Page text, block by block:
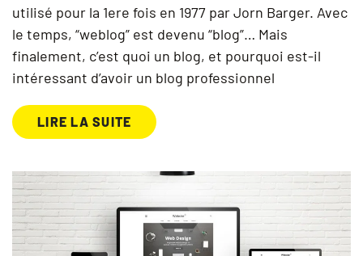
utilisé pour la 1ere fois en 1977 par Jorn Barger. Avec
le temps, “weblog” est devenu “blog”… Mais
finalement, c’est quoi un blog, et pourquoi est-il
intéressant d’avoir un blog professionnel
LIRE LA SUITE